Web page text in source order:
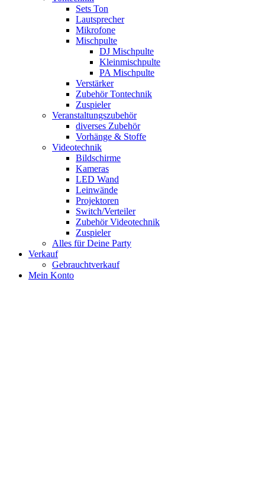
Sets Ton
Lautsprecher
Mikrofone
Mischpulte
DJ Mischpulte
Kleinmischpulte
PA Mischpulte
Verstärker
Zubehör Tontechnik
Zuspieler
Veranstaltungszubehör
diverses Zubehör
Vorhänge & Stoffe
Videotechnik
Bildschirme
Kameras
LED Wand
Leinwände
Projektoren
Switch/Verteiler
Zubehör Videotechnik
Zuspieler
Alles für Deine Party
Verkauf
Gebrauchtverkauf
Mein Konto